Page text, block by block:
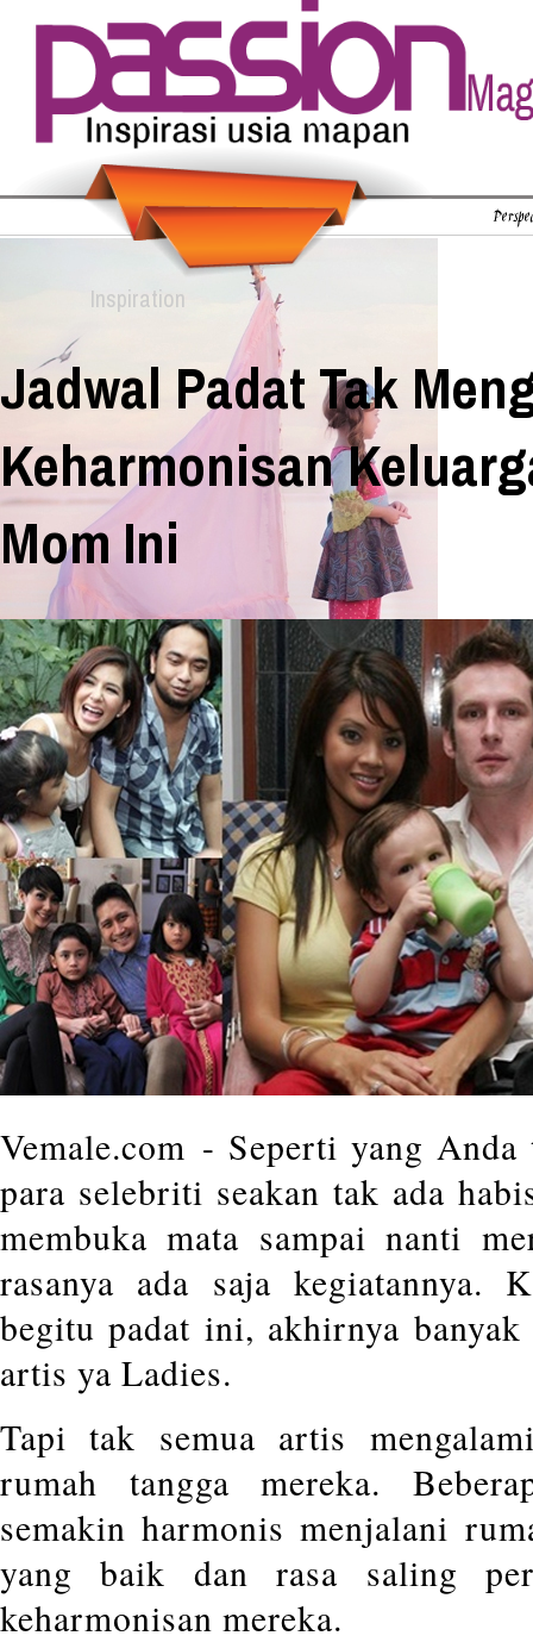
Inspiration
Jadwal Padat Tak
Keharmonisan
Mom Ini
Vemale.com - Seperti yang
para selebriti seakan tak ada
membuka mata sampai nanti
rasanya ada saja kegiatannya.
begitu padat ini, akhirnya
artis ya Ladies.
Tapi tak semua artis
rumah tangga mereka.
semakin harmonis menjalani
yang baik dan rasa saling
keharmonisan mereka.